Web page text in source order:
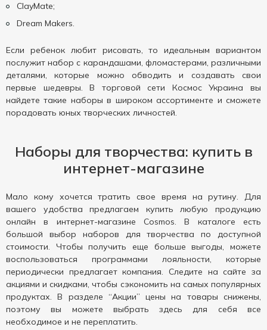
ClayMate;
Dream Makers.
Если ребенок любит рисовать, то идеальным вариантом
послужит набор с карандашами, фломастерами, различными
деталями, которые можно обводить и создавать свои
первые шедевры. В торговой сети Космос Украина вы
найдете такие наборы в широком ассортименте и сможете
порадовать юных творческих личностей.
Наборы для творчества: купить в
интернет-магазине
Мало кому хочется тратить свое время на рутину. Для
вашего удобства предлагаем купить любую продукцию
онлайн в интернет-магазине Cosmos. В каталоге есть
большой выбор наборов для творчества по доступной
стоимости. Чтобы получить еще больше выгоды, можете
воспользоваться программами лояльности, которые
периодически предлагает компания. Следите на сайте за
акциями и скидками, чтобы сэкономить на самых популярных
продуктах. В разделе “Акции” цены на товары снижены,
поэтому вы можете выбрать здесь для себя все
необходимое и не переплатить.